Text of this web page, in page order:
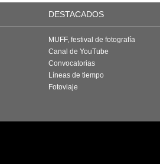
DESTACADOS
MUFF, festival de fotografía
Canal de YouTube
Convocatorias
Líneas de tiempo
Fotoviaje